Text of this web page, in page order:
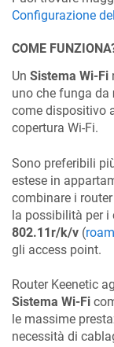
Configurazione
COME
Un Sistema Wi-Fi
uno che funga da
come dispositivo
copertura Wi-Fi.
Sono preferibili
estese in
combinare i router
la possibilità per
802.11r/k/v (
gli access point.
Router Keenetic
Sistema Wi-Fi
le massime
necessità di